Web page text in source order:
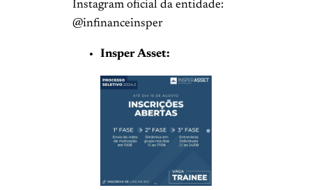
Instagram oficial da entidade:
@infinanceinsper
Insper Asset: